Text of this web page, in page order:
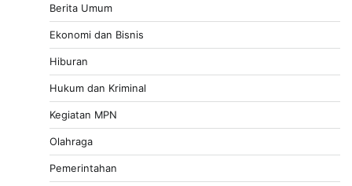
Berita Umum
Ekonomi dan Bisnis
Hiburan
Hukum dan Kriminal
Kegiatan MPN
Olahraga
Pemerintahan